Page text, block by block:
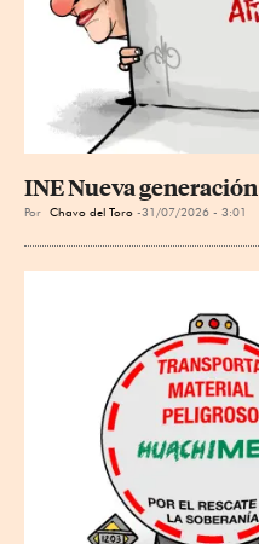
INE Nueva generación
Por Chavo del Toro 31/07/2026 - 3:01